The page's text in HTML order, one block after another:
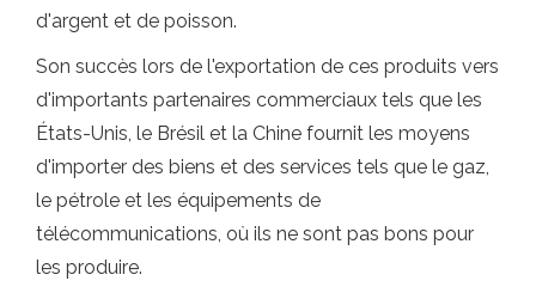
d'argent et de poisson.
Son succès lors de l'exportation de ces produits vers
d'importants partenaires commerciaux tels que les
États-Unis, le Brésil et la Chine fournit les moyens
d'importer des biens et des services tels que le gaz,
le pétrole et les équipements de
télécommunications, où ils ne sont pas bons pour
les produire.